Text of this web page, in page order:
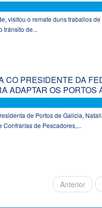
visitou o remate duns traballos
tránsito de...
CO PRESIDENTE DA
ADAPTAR OS
de Portos de Galicia,
de Pescadores,...
Anterior